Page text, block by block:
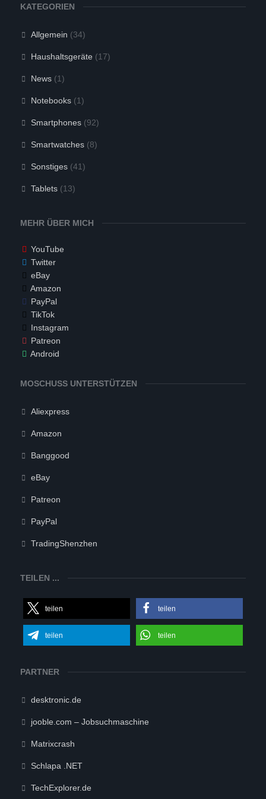
KATEGORIEN
Allgemein (34)
Haushaltsgeräte (17)
News(1)
Notebooks(1)
Smartphones(92)
Smartwatches(8)
Sonstiges(41)
Tablets(13)
MEHR ÜBER MICH
YouTube
Twitter
eBay
Amazon
PayPal
TikTok
Instagram
Patreon
Android
MOSCHUSS UNTERSTÜTZEN
Aliexpress
Amazon
Banggood
eBay
Patreon
PayPal
TradingShenzhen
TEILEN ...
teilen teilen
teilen teilen
PARTNER
desktronic.de
jooble.com – Jobsuchmaschine
Matrixcrash
Schlapa .NET
TechExplorer.de